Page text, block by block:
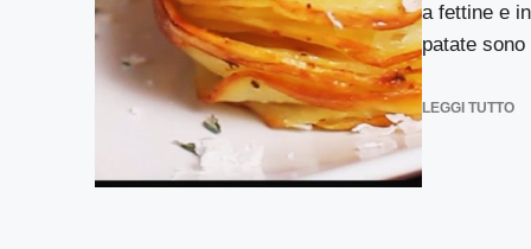
a fettine e
patate sono
LEGGI TUTTO